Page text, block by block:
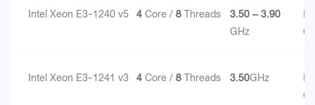
Intel Xeon E3-1240 v5 4Core /8Threads 3.50 – 3.90
GHz
Intel Xeon E3-1241 v3 4Core /8Threads 3.50GHz